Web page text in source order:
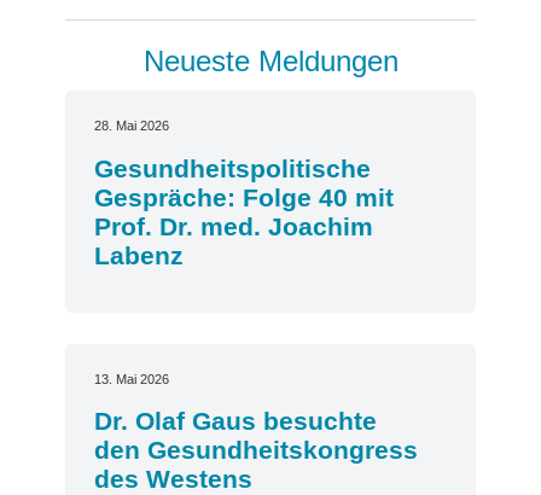
Neueste Meldungen
28. Mai 2026
Gesundheitspolitische
Gespräche: Folge 40 mit
Prof. Dr. med. Joachim
Labenz
13. Mai 2026
Dr. Olaf Gaus besuchte
den Gesundheitskongress
des Westens